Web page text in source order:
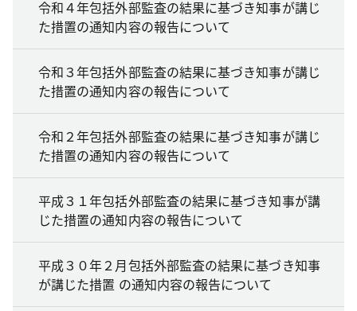
令和４年包括外部監査の結果に基づき知事が講じ
た措置の通知内容の報告について
令和３年包括外部監査の結果に基づき知事が講じ
た措置の通知内容の報告について
令和２年包括外部監査の結果に基づき知事が講じ
た措置の通知内容の報告について
平成３１年包括外部監査の結果に基づき知事が講
じた措置の通知内容の報告について
平成３０年２月包括外部監査の結果に基づき知事
が講じた措置 の通知内容の報告について